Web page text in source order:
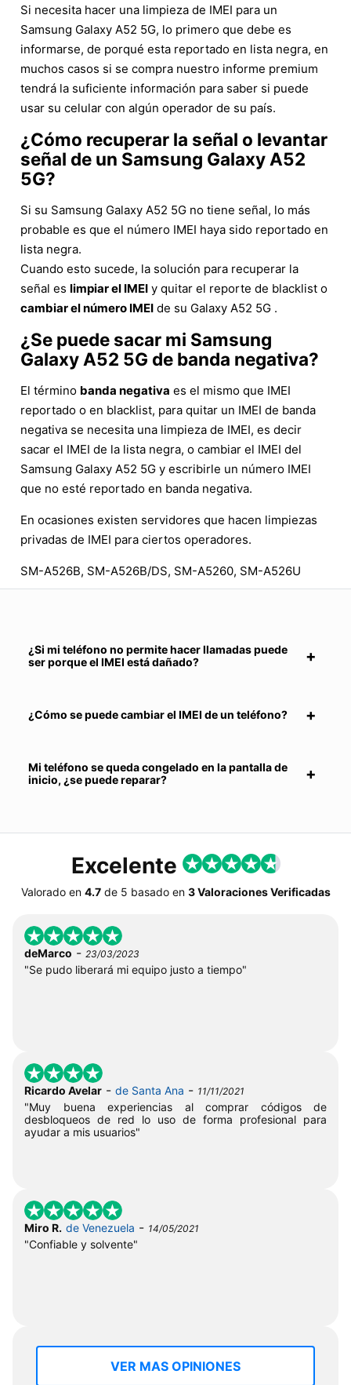
Si necesita hacer una limpieza de IMEI para un
Samsung Galaxy A52 5G, lo primero que debe es
informarse, de porqué esta reportado en lista negra, en
muchos casos si se compra nuestro informe premium
tendrá la suficiente información para saber si puede
usar su celular con algún operador de su país.
¿Cómo recuperar la señal o levantar
señal de un Samsung Galaxy A52
5G?
Si su Samsung Galaxy A52 5G no tiene señal, lo más
probable es que el número IMEI haya sido reportado en
lista negra.
Cuando esto sucede, la solución para recuperar la
señal es limpiar el IMEI y quitar el reporte de blacklist o
cambiar el número IMEI de su Galaxy A52 5G .
¿Se puede sacar mi Samsung
Galaxy A52 5G de banda negativa?
El término banda negativa es el mismo que IMEI
reportado o en blacklist, para quitar un IMEI de banda
negativa se necesita una limpieza de IMEI, es decir
sacar el IMEI de la lista negra, o cambiar el IMEI del
Samsung Galaxy A52 5G y escribirle un número IMEI
que no esté reportado en banda negativa.
En ocasiones existen servidores que hacen limpiezas
privadas de IMEI para ciertos operadores.
SM-A526B, SM-A526B/DS, SM-A5260, SM-A526U
¿Si mi teléfono no permite hacer llamadas puede
ser porque el IMEI está dañado?
¿Cómo se puede cambiar el IMEI de un teléfono?
Mi teléfono se queda congelado en la pantalla de
inicio, ¿se puede reparar?
Excelente
Valorado en 4.7de 5 basado en 3 Valoraciones Verificadas
deMarco - 23/03/2023
"Se pudo liberará mi equipo justo a tiempo"
Ricardo Avelar - de Santa Ana - 11/11/2021
"Muy buena experiencias al comprar códigos de
desbloqueos de red lo uso de forma profesional para
ayudar a mis usuarios"
Miro R. de Venezuela - 14/05/2021
"Confiable y solvente"
VER MAS OPINIONES